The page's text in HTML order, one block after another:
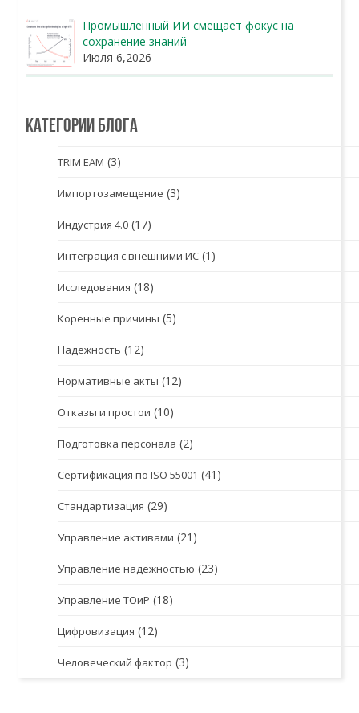
Промышленный ИИ смещает фокус на
сохранение знаний
Июля 6,2026
Категории блога
TRIM EAM (3)
Импортозамещение (3)
Индустрия 4.0 (17)
Интеграция с внешними ИС (1)
Исследования (18)
Коренные причины (5)
Надежность (12)
Нормативные акты (12)
Отказы и простои (10)
Подготовка персонала (2)
Сертификация по ISO 55001 (41)
Стандартизация (29)
Управление активами (21)
Управление надежностью (23)
Управление ТОиР (18)
Цифровизация (12)
Человеческий фактор (3)